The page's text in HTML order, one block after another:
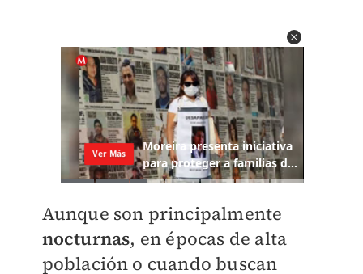
Aunque son principalmente
nocturnas, en épocas de alta
población o cuando buscan